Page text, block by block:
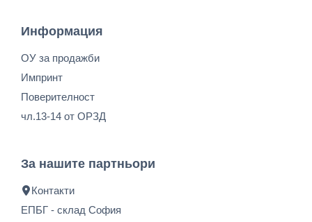
Информация
ОУ за продажби
Импринт
Поверителност
чл.13-14 от ОРЗД
За нашите партньори
Контакти
ЕПБГ - склад София